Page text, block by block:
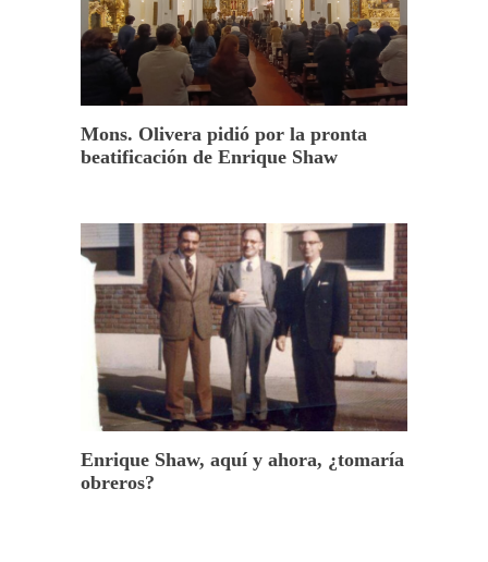
Mons. Olivera pidió por la pronta
beatificación de Enrique Shaw
Enrique Shaw, aquí y ahora, ¿tomaría
obreros?